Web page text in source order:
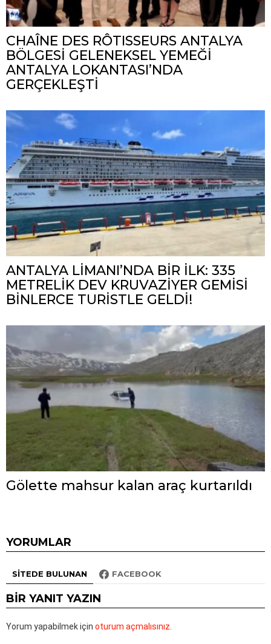
CHAÎNE DES RÔTISSEURS ANTALYA
BÖLGESİ GELENEKSEL YEMEĞİ
ANTALYA LOKANTASI’NDA
GERÇEKLEŞTİ
ANTALYA LİMANI’NDA BİR İLK: 335
METRELİK DEV KRUVAZİYER GEMİSİ
BİNLERCE TURİSTLE GELDİ!
Gölette mahsur kalan araç kurtarıldı
YORUMLAR
SITEDE BULUNAN FACEBOOK
BIR YANIT YAZIN
Yorum yapabilmek için oturum açmalısınız